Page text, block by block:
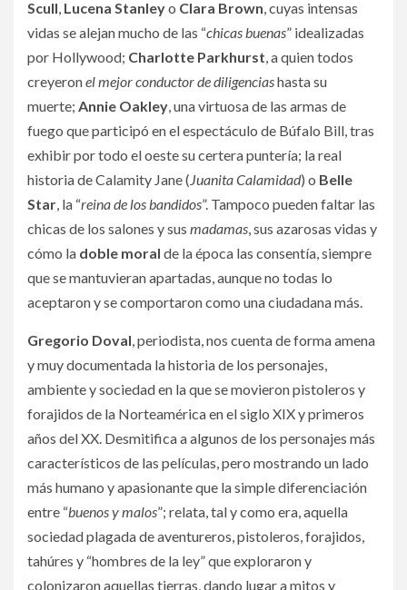
Scull, Lucena Stanleyo Clara Brown, cuyas intensas
vidas se alejan mucho de las “chicas buenas” idealizadas
por Hollywood; Charlotte Parkhurst, a quien todos
creyeronel mejor conductor de diligenciashasta su
muerte; Annie Oakley, una virtuosa de las armas de
fuego que participó en el espectáculo de Búfalo Bill, tras
exhibir por todo el oeste su certera puntería; la real
historia de Calamity Jane (Juanita Calamidad) o Belle
Star, la “reina de los bandidos”. Tampoco pueden faltar las
chicas de los salones y sus madamas, sus azarosas vidas y
cómo la doble moral de la época las consentía, siempre
que se mantuvieran apartadas, aunque no todas lo
aceptaron y se comportaron como una ciudadana más.
Gregorio Doval, periodista, nos cuenta de forma amena
y muy documentada la historia de los personajes,
ambiente y sociedad en la que se movieron pistoleros y
forajidos de la Norteamérica en el siglo XIX y primeros
años del XX. Desmitifica a algunos de los personajes más
característicos de las películas, pero mostrando un lado
más humano y apasionante que la simple diferenciación
entre “buenos y malos”; relata, tal y como era, aquella
sociedad plagada de aventureros, pistoleros, forajidos,
tahúres y “hombres de la ley” que exploraron y
colonizaron aquellas tierras, dando lugar a mitos y